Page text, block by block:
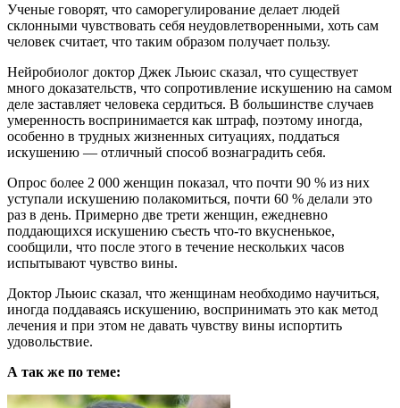
Ученые говорят, что саморегулирование делает людей
склонными чувствовать себя неудовлетворенными, хоть сам
человек считает, что таким образом получает пользу.
Нейробиолог доктор Джек Льюис сказал, что существует
много доказательств, что сопротивление искушению на самом
деле заставляет человека сердиться. В большинстве случаев
умеренность воспринимается как штраф, поэтому иногда,
особенно в трудных жизненных ситуациях, поддаться
искушению — отличный способ вознаградить себя.
Опрос более 2 000 женщин показал, что почти 90 % из них
уступали искушению полакомиться, почти 60 % делали это
раз в день. Примерно две трети женщин, ежедневно
поддающихся искушению съесть что-то вкусненькое,
сообщили, что после этого в течение нескольких часов
испытывают чувство вины.
Доктор Льюис сказал, что женщинам необходимо научиться,
иногда поддаваясь искушению, воспринимать это как метод
лечения и при этом не давать чувству вины испортить
удовольствие.
А так же по теме: